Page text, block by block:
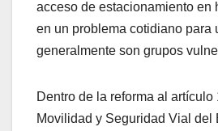
acceso de estacionamiento en
en un problema cotidiano para
generalmente son grupos
Dentro de la reforma al
Movilidad y Seguridad Vial del